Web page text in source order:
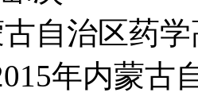
自治区药
年内蒙古